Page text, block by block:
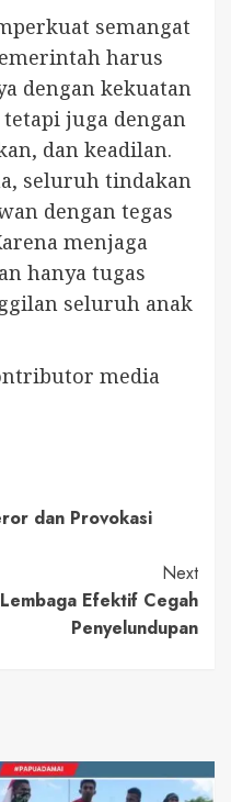
semangat
harus
dengan kekuatan
juga dengan
dan keadilan.
seluruh tindakan
dengan tegas
menjaga
hanya tugas
seluruh anak
media
dan Provokasi
Next
Efektif Cegah
Penyelundupan